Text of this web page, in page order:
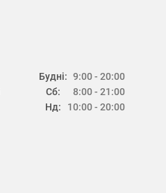
Будні:
Сб:
Нд:
9:00 - 20:00
8:00 - 21:00
10:00 - 20:00